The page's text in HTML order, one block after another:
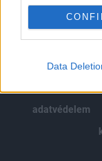
Data
adatvédelem